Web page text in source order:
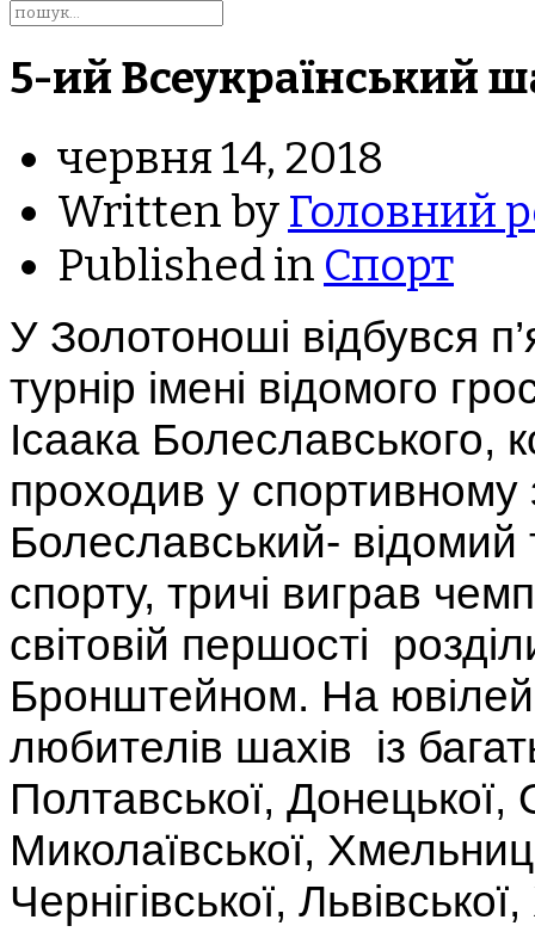
5-ий Всеукраїнський
червня 14, 2018
Written by Головний
Published in Спорт
У Золотоноші відбувся
турнір імені відомого
Ісаака Болеславського,
проходив у спортивному
Болеславський- відомий
спорту, тричі виграв
світовій першості
Бронштейном. На
любителів шахів із
Полтавської,
Миколаївської,
Чернігівської,